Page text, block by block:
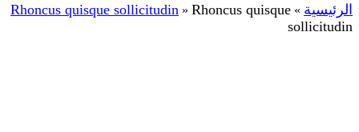
الرئيسية »
Rhoncus quisque sollicitudin » Rhoncus quisque
sollicitudin